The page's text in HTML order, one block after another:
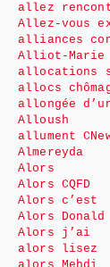
allez
Allez-vous
alliances
Alliot-Marie
allocations
allocs
allongée
Alloush
allument
Almereyda
Alors
Alors CQFD
Alors c’est
Alors Donald
Alors j’ai
alors lisez